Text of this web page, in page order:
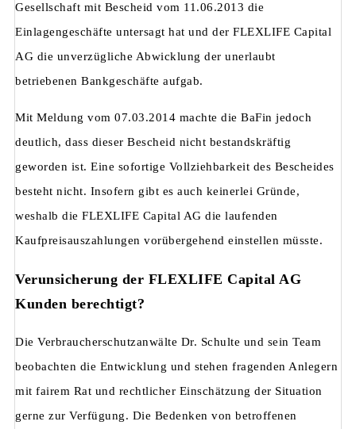
Gesellschaft mit Bescheid vom 11.06.2013 die
Einlagengeschäfte untersagt hat und der FLEXLIFE Capital
AG die unverzügliche Abwicklung der unerlaubt
betriebenen Bankgeschäfte aufgab.
Mit Meldung vom 07.03.2014 machte die BaFin jedoch
deutlich, dass dieser Bescheid nicht bestandskräftig
geworden ist. Eine sofortige Vollziehbarkeit des Bescheides
besteht nicht. Insofern gibt es auch keinerlei Gründe,
weshalb die FLEXLIFE Capital AG die laufenden
Kaufpreisauszahlungen vorübergehend einstellen müsste.
Verunsicherung der FLEXLIFE Capital AG
Kunden berechtigt?
Die Verbraucherschutzanwälte Dr. Schulte und sein Team
beobachten die Entwicklung und stehen fragenden Anlegern
mit fairem Rat und rechtlicher Einschätzung der Situation
gerne zur Verfügung. Die Bedenken von betroffenen